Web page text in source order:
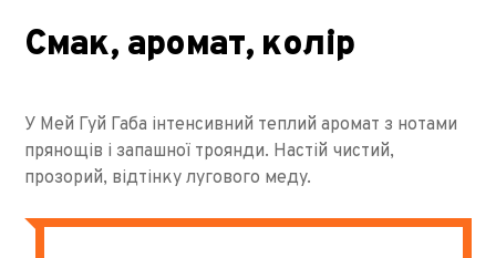
Смак, аромат, колір
У Мей Гуй Габа інтенсивний теплий аромат з нотами
прянощів і запашної троянди. Настій чистий,
прозорий, відтінку лугового меду.